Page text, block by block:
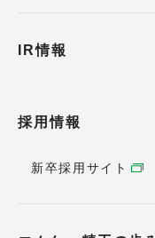
IR情報
採用情報
新卒採用サイト